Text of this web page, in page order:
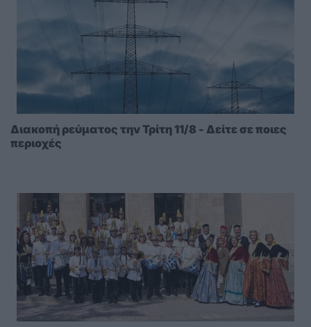
Διακοπή ρεύματος την Τρίτη 11/8 - Δείτε σε ποιες
περιοχές